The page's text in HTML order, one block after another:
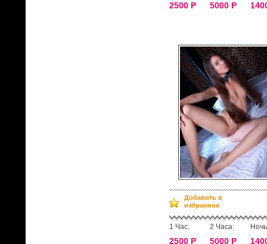
2500 Р 5000 Р
Добавить в
избранное
1 Час:
2500 Р
2 Часа:
5000 Р